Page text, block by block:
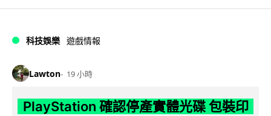
科技娛樂 遊戲情報
Lawton 19 小時
PlayStation 確認停產實體光碟 包裝印